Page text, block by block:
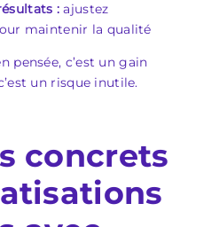
: ajustez
maintenir la qualité
pensée, c’est un gain
un risque inutile.
concrets